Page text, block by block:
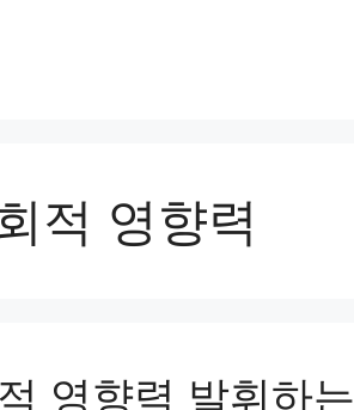
적 영향력
영향력 발휘하